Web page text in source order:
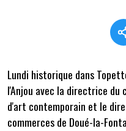
Lundi historique dans
l'Anjou avec la directrice du
d'art contemporain et le
commerces de Doué-la-